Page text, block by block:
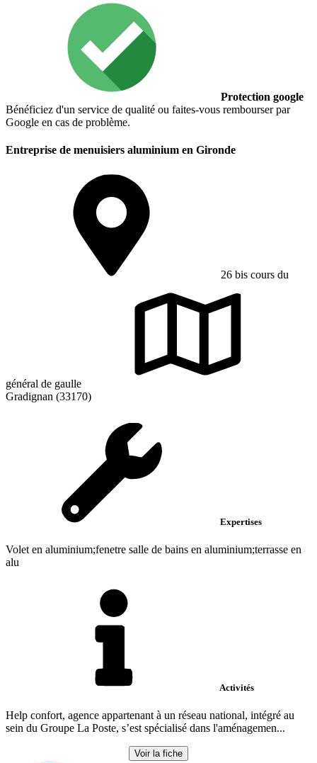
Protection google
Bénéficiez d'un service de qualité ou faites-vous rembourser par
Google en cas de problème.
Entreprise de menuisiers aluminium en Gironde
26 bis cours du
général de gaulle
Gradignan (33170)
Expertises
Volet en aluminium;fenetre salle de bains en aluminium;terrasse en
alu
Activités
Help confort, agence appartenant à un réseau national, intégré au
sein du Groupe La Poste, s’est spécialisé dans l'aménagemen...
Voir la fiche